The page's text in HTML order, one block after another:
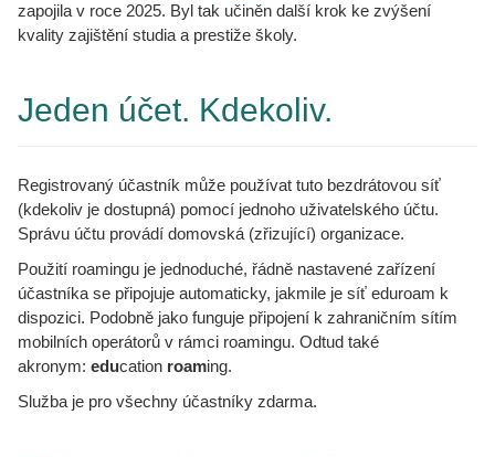
zapojila v roce 2025. Byl tak učiněn další krok ke zvýšení
kvality zajištění studia a prestiže školy.
Jeden účet. Kdekoliv.
Registrovaný účastník může používat tuto bezdrátovou síť
(kdekoliv je dostupná) pomocí jednoho uživatelského účtu.
Správu účtu provádí domovská (zřizující) organizace.
Použití roamingu je jednoduché, řádně nastavené zařízení
účastníka se připojuje automaticky, jakmile je síť eduroam k
dispozici. Podobně jako funguje připojení k zahraničním sítím
mobilních operátorů v rámci roamingu. Odtud také
akronym: education roaming.
Služba je pro všechny účastníky zdarma.